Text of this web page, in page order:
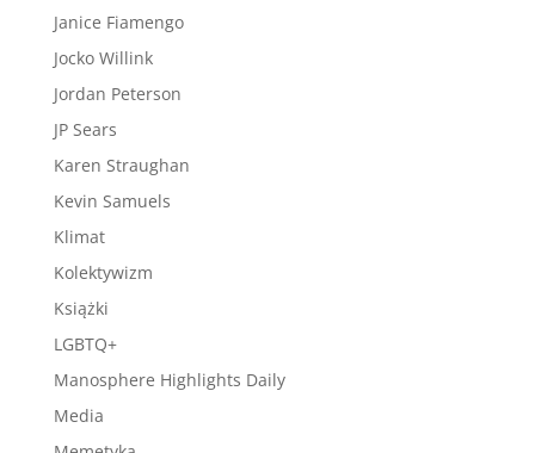
Janice Fiamengo
Jocko Willink
Jordan Peterson
JP Sears
Karen Straughan
Kevin Samuels
Klimat
Kolektywizm
Książki
LGBTQ+
Manosphere Highlights Daily
Media